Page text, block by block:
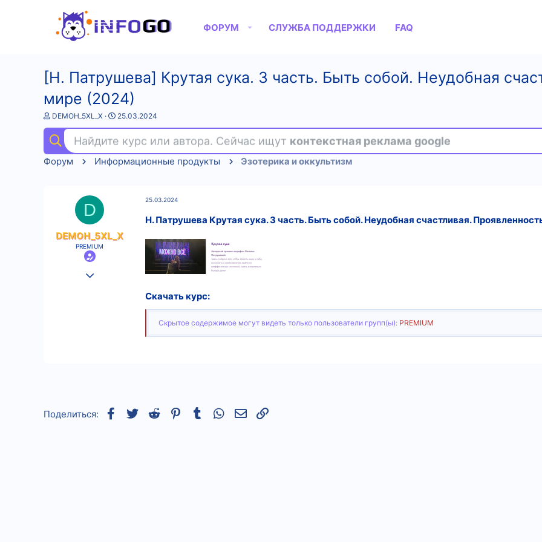
ФОРУМ СЛУЖБА ПОДДЕРЖКИ FAQ
[Н. Патрушева] Крутая сука. 3 часть. Быть собой. Неудобная
мире (2024)
А
т
о
р
т
DEMOH_5XL_X
Д
а
н
а
25.03.2024
Найдите курс или автора. Сейчас ищут контекстная реклама google
Форум
Информационные продукты Эзотерика и оккультизм
D
DEMOH_5XL_X
PREMIUM
25.03.2024
Н. Патрушева Крутая сука. 3 часть. Быть собой. Неудобная счастливая.
Скачать курс:
Скрытое содержимое могут видеть только пользователи групп(ы): PREMIUM
Поделиться: Facebook
TwitterReddit Pinterest
TumblrWhatsAppЭлектронная почта
Ссылка